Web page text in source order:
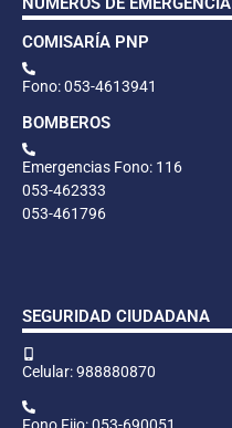
COMISARÍA PNP
Fono: 053-4613941
BOMBEROS
Emergencias Fono: 116
053-462333
053-461796
SEGURIDAD CIUDADANA
Celular: 988880870
Fono Fijo: 053-690051